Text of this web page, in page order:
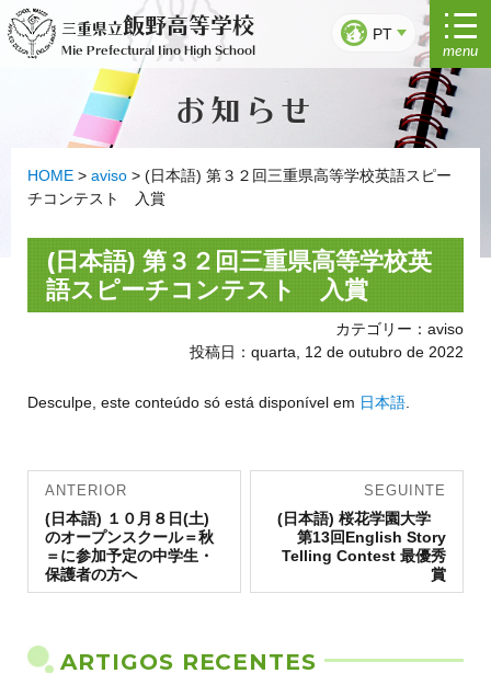
Saltar
para
三重県立飯野高等学校
Mie Prefectural Iino High School
PT
menu
お知らせ
HOME > aviso > (日本語) 第３２回三重県高等学校英語スピー
チコンテスト 入賞
(日本語) 第３２回三重県高等学校英
語スピーチコンテスト 入賞
カテゴリー：aviso
投稿日：quarta, 12 de outubro de 2022
Desculpe, este conteúdo só está disponível em 日本語
Navegação
de artigos
ANTERIOR
Artigo
anterior:
(日本語) １０月８日(土)
のオープンスクール＝秋
＝に参加予定の中学生・
保護者の方へ
SEGUINTE
Artigo
seguinte:
(日本語) 桜花学園大学
第13回English Story
Telling Contest 最優秀
賞
ARTIGOS RECENTES